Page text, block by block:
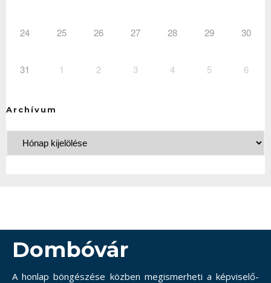
24 25 26 27 28 29 30
31 1 2 3 4 5 6
Archívum
Dombóvár
A honlap böngészése közben megismerheti a képviselő-